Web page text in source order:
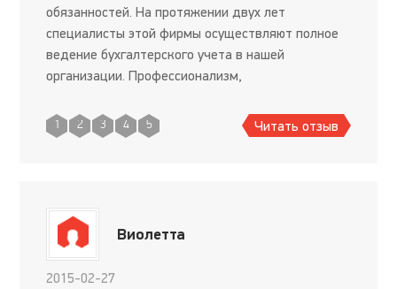
обязанностей. На протяжении двух лет
специалисты этой фирмы осуществляют полное
ведение бухгалтерского учета в нашей
организации. Профессионализм,
принципа, которых неукоснительно
придерживается &
1 2 3 4 5 Читать отзыв
Виолетта
2015-02-27